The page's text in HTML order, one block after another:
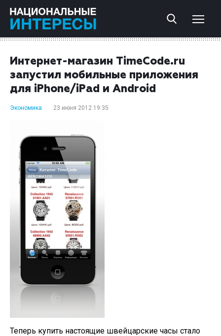
Интернет-магазин TimeCode.ru
запустил мобильные приложения
для iPhone/iPad и Android
Экономика 23 июня 2012 19:35
Теперь купить настоящие швейцарские часы стало